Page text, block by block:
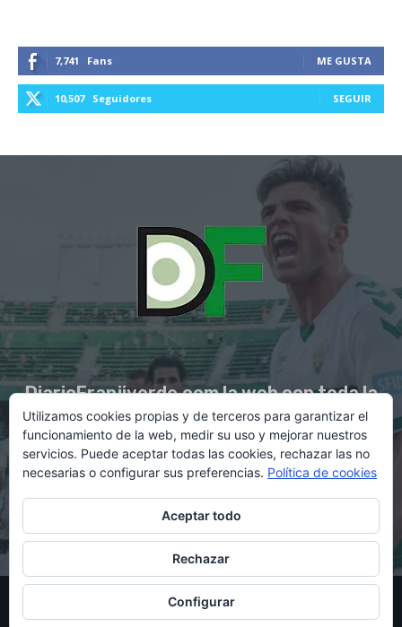
7,741 Fans ME GUSTA
10,507 Seguidores SEGUIR
DiarioFranjiverde.com la web con toda la
información del Elche C.F.
Contacto en:diario@franjiverde.com
© Copyright 2021 - Gestión y diseño por Rubén Maestre
Política de privacidad
Utilizamos cookies propias y de terceros para garantizar el
funcionamiento de la web, medir su uso y mejorar nuestros
servicios. Puede aceptar todas las cookies, rechazar las no
necesarias o configurar sus preferencias. Política de cookies
Aceptar todo
Rechazar
Configurar